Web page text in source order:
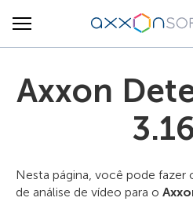
Axxon
Nesta página, você pode
de análise de vídeo para o